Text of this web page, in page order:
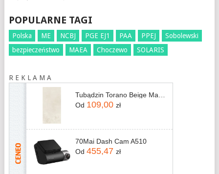
POPULARNE TAGI
Polska ME NCBJ PGE EJ1 PAA PPEJ
Sobolewski
bezpieczeństwo
MAEA Choczewo SOLARIS
R E K L A M A
Od 109,00 zł
70Mai Dash Cam A510
Od 455,47 zł